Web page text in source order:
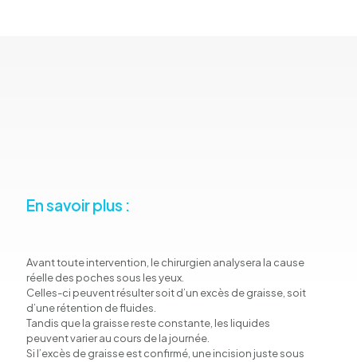
En savoir plus :
Avant toute intervention, le chirurgien analysera la cause
réelle des poches sous les yeux.
Celles-ci peuvent résulter soit d’un excès de graisse, soit
d’une rétention de fluides.
Tandis que la graisse reste constante, les liquides
peuvent varier au cours de la journée.
Si l’excès de graisse est confirmé, une incision juste sous